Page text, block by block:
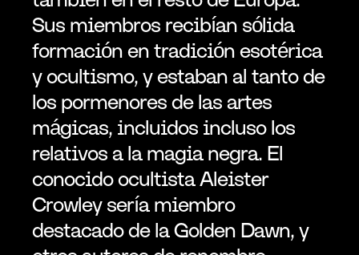
Sus miembros recibían sólida
formación en tradición esotérica
y ocultismo, y estaban al tanto de
los pormenores de las artes
mágicas, incluidos incluso los
relativos a la magia negra. El
conocido ocultista Aleister
Crowley sería miembro
destacado de la Golden Dawn, y